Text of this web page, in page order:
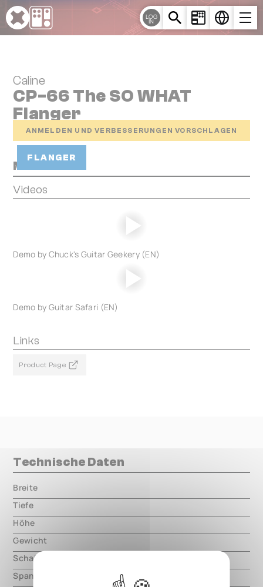
Cookie-Einstellungen
LOG
IN
Caline
CP-66 The SO WHAT
Flanger
ANMELDEN UND VERBESSERUNGEN VORSCHLAGEN
FLANGER
Media
Videos
Demo by Chuck's Guitar Geekery (EN)
Demo by Guitar Safari (EN)
Links
Product Page
Technische Daten
Breite
Tiefe
Höhe
Gewicht
Schaltungsart
Spannung